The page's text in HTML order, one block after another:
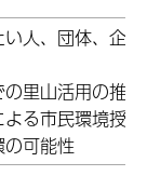
い人、団体、企
里山活用の推進
る市民環境授業
の可能性